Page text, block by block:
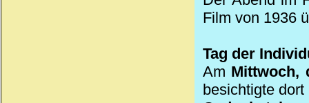
Film von 1936
Tag der
Am Mittwoch,
besichtigte